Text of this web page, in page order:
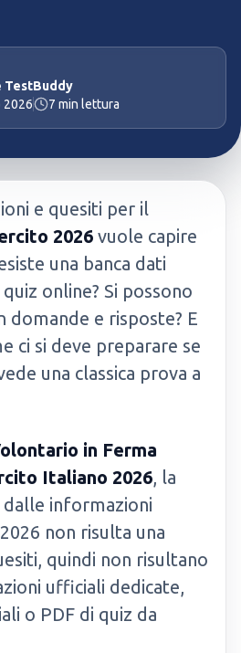
TestBuddy
2026 7 min lettura
e quesiti per il
2026 vuole capire
una banca dati
online? Si possono
domande e risposte? E
ci si deve preparare se
una classica prova a
in Ferma
Italiano 2026, la
dalle informazioni
non risulta una
quindi non risultano
ufficiali dedicate,
o PDF di quiz da